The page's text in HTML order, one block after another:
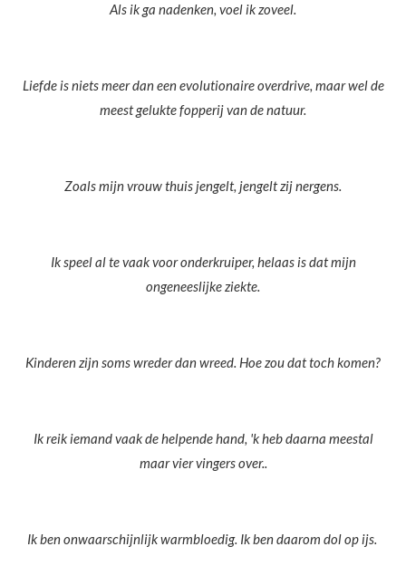
Als ik ga nadenken, voel ik zoveel.
Liefde is niets meer dan een evolutionaire overdrive, maar wel de
meest gelukte fopperij van de natuur.
Zoals mijn vrouw thuis jengelt, jengelt zij nergens.
Ik speel al te vaak voor onderkruiper, helaas is dat mijn
ongeneeslijke ziekte.
Kinderen zijn soms wreder dan wreed. Hoe zou dat toch komen?
Ik reik iemand vaak de helpende hand, 'k heb daarna meestal
maar vier vingers over..
Ik ben onwaarschijnlijk warmbloedig. Ik ben daarom dol op ijs.